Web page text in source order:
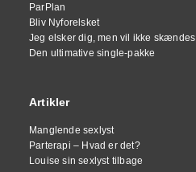
ParPlan
Bliv Nyforelsket
Jeg elsker dig, men vil ikke skændes
Den ultimative single-pakke
Artikler
Manglende sexlyst
Parterapi – Hvad er det?
Louise sin sexlyst tilbage